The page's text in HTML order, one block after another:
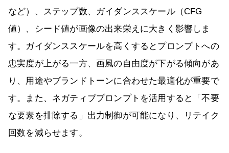
など）、ステップ数、ガイダンススケール（CFG
値）、シード値が画像の出来栄えに大きく影響しま
す。ガイダンススケールを高くするとプロンプトへの
忠実度が上がる一方、画風の自由度が下がる傾向があ
り、用途やブランドトーンに合わせた最適化が重要で
す。また、ネガティブプロンプトを活用すると「不要
な要素を排除する」出力制御が可能になり、リテイク
回数を減らせます。